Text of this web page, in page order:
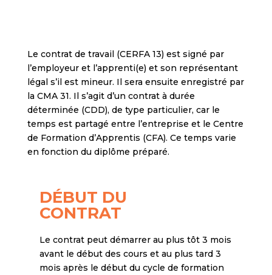
Le contrat de travail (CERFA 13) est signé par
l’employeur et l’apprenti(e) et son représentant
légal s’il est mineur. Il sera ensuite enregistré par
la CMA 31. Il s’agit d’un contrat à durée
déterminée (CDD), de type particulier, car le
temps est partagé entre l’entreprise et le Centre
de Formation d’Apprentis (CFA). Ce temps varie
en fonction du diplôme préparé.
DÉBUT DU
CONTRAT
Le contrat peut démarrer au plus tôt 3 mois
avant le début des cours et au plus tard 3
mois après le début du cycle de formation